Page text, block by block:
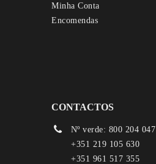
Minha Conta
Encomendas
CONTACTOS
Nº verde: 800 204 047
+351 219 105 630
+351 961 517 355